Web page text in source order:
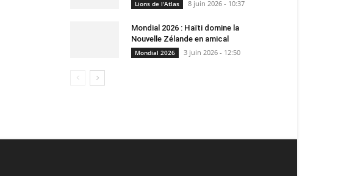
Lions de l'Atlas 8 juin 2026 - 10:37
Mondial 2026 : Haïti domine la
Nouvelle Zélande en amical
Mondial 2026 3 juin 2026 - 12:50